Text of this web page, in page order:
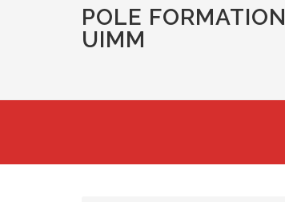
POLE FORMATION
UIMM